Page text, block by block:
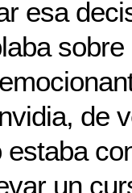
esa
de
un